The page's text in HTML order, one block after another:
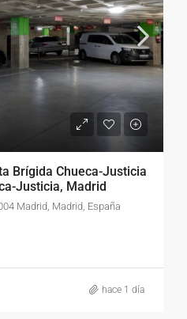
Brígida Chueca-Justicia
Justicia, Madrid
Madrid, Madrid, España
hace 1 día